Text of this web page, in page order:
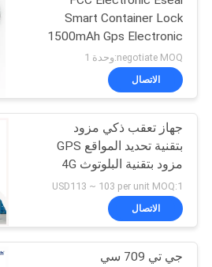
Smart Container Lock
1500mAh Gps Electronic
Seal lock
negotiate MOQ:وحدة 1
الاتصال
جهاز تعقب ذكي مزود
بتقنية تحديد المواقع GPS
مزود بتقنية البلوتوث 4G
JT709C
USD113 ~ 103 per unit MOQ:1
الاتصال
جي تي 709 سي